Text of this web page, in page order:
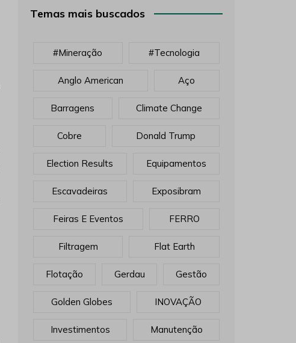
Temas mais buscados
#mineração #tecnologia
Anglo American Aço
Barragens Climate Change
Cobre Donald Trump
Election Results Equipamentos
Escavadeiras Exposibram
Feiras E Eventos FERRO
Filtragem Flat Earth
Flotação Gerdau Gestão
Golden Globes INOVAÇÃO
Investimentos Manutenção